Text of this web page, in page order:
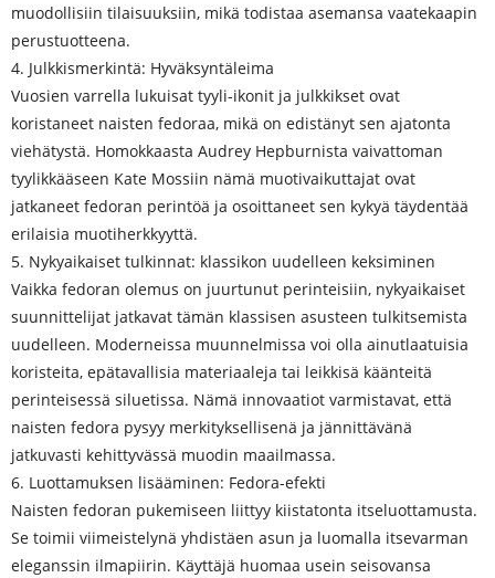
muodollisiin tilaisuuksiin, mikä todistaa asemansa vaatekaapin
perustuotteena.
4. Julkkismerkintä: Hyväksyntäleima
Vuosien varrella lukuisat tyyli-ikonit ja julkkikset ovat
koristaneet naisten fedoraa, mikä on edistänyt sen ajatonta
viehätystä. Homokkaasta Audrey Hepburnista vaivattoman
tyylikkääseen Kate Mossiin nämä muotivaikuttajat ovat
jatkaneet fedoran perintöä ja osoittaneet sen kykyä täydentää
erilaisia ​​​​muotiherkkyyttä.
5. Nykyaikaiset tulkinnat: klassikon uudelleen keksiminen
Vaikka fedoran olemus on juurtunut perinteisiin, nykyaikaiset
suunnittelijat jatkavat tämän klassisen asusteen tulkitsemista
uudelleen. Moderneissa muunnelmissa voi olla ainutlaatuisia
koristeita, epätavallisia materiaaleja tai leikkisä käänteitä
perinteisessä siluetissa. Nämä innovaatiot varmistavat, että
naisten fedora pysyy merkityksellisenä ja jännittävänä
jatkuvasti kehittyvässä muodin maailmassa.
6. Luottamuksen lisääminen: Fedora-efekti
Naisten fedoran pukemiseen liittyy kiistatonta itseluottamusta.
Se toimii viimeistelynä yhdistäen asun ja luomalla itsevarman
eleganssin ilmapiirin. Käyttäjä huomaa usein seisovansa